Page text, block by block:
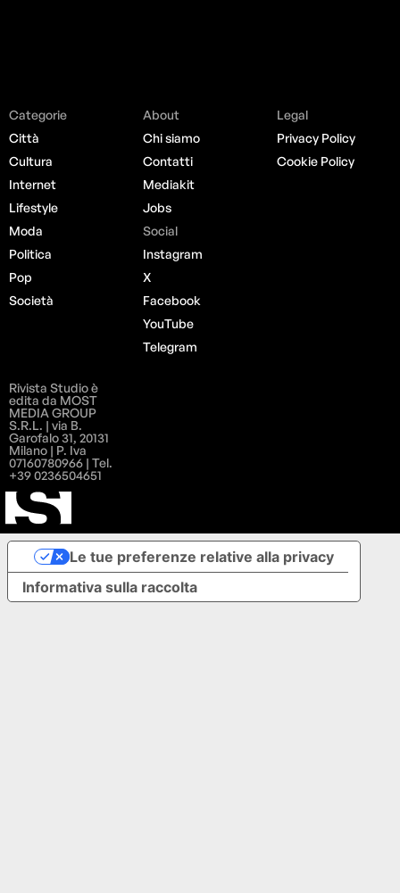
Categorie
Città
Cultura
Internet
Lifestyle
Moda
Politica
Pop
Società
About
Chi siamo
Contatti
Mediakit
Jobs
Social
Instagram
X
Facebook
YouTube
Telegram
Legal
Privacy Policy
Cookie Policy
Rivista Studio è
edita da MOST
MEDIA GROUP
S.R.L. | via B.
Garofalo 31, 20131
Milano | P. Iva
07160780966 | Tel.
+39 0236504651
Informativa sulla raccolta
Le tue preferenze relative alla privacy